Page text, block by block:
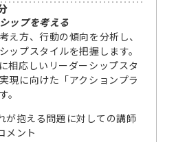
ップを考える
え方、行動の傾向を分析し、
ップスタイルを把握します。
相応しいリーダーシップスタ
現に向けた「アクションプラ
。
が抱える問題に対しての講師
メント